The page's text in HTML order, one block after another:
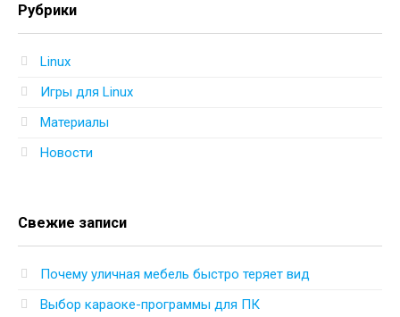
Рубрики
Linux
Игры для Linux
Материалы
Новости
Свежие записи
Почему уличная мебель быстро теряет вид
Выбор караоке-программы для ПК